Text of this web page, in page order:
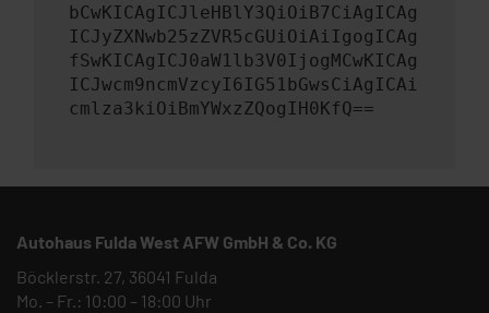
bCwKICAgICJleHBlY3QiOiB7CiAgICAg
ICJyZXNwb25zZVR5cGUiOiAiIgogICAg
fSwKICAgICJ0aW1lb3V0IjogMCwKICAg
ICJwcm9ncmVzcyI6IG51bGwsCiAgICAi
cmlza3kiOiBmYWxzZQogIH0KfQ==
Autohaus Fulda West AFW GmbH & Co. KG
Böcklerstr. 27, 36041 Fulda
Mo. – Fr.: 10:00 – 18:00 Uhr